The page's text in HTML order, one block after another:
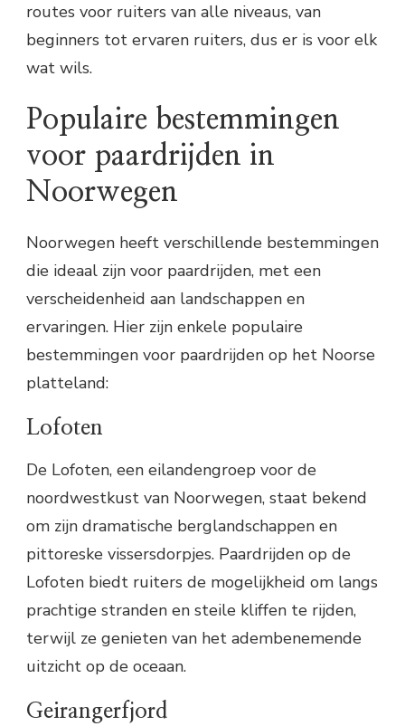
routes voor ruiters van alle niveaus, van
beginners tot ervaren ruiters, dus er is voor elk
wat wils.
Populaire bestemmingen
voor paardrijden in
Noorwegen
Noorwegen heeft verschillende bestemmingen
die ideaal zijn voor paardrijden, met een
verscheidenheid aan landschappen en
ervaringen. Hier zijn enkele populaire
bestemmingen voor paardrijden op het Noorse
platteland:
Lofoten
De Lofoten, een eilandengroep voor de
noordwestkust van Noorwegen, staat bekend
om zijn dramatische berglandschappen en
pittoreske vissersdorpjes. Paardrijden op de
Lofoten biedt ruiters de mogelijkheid om langs
prachtige stranden en steile kliffen te rijden,
terwijl ze genieten van het adembenemende
uitzicht op de oceaan.
Geirangerfjord